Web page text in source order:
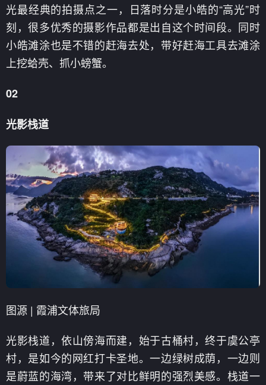
光最经典的拍摄点之一，日落时分是小皓的“高光”时
刻，很多优秀的摄影作品都是出自这个时间段。同时
小皓滩涂也是不错的赶海去处，带好赶海工具去滩涂
上挖蛤壳、抓小螃蟹。
02
光影栈道
图源 | 霞浦文体旅局
光影栈道，依山傍海而建，始于古桶村，终于虞公亭
村，是如今的网红打卡圣地。一边绿树成荫，一边则
是蔚蓝的海湾，带来了对比鲜明的强烈美感。栈道一